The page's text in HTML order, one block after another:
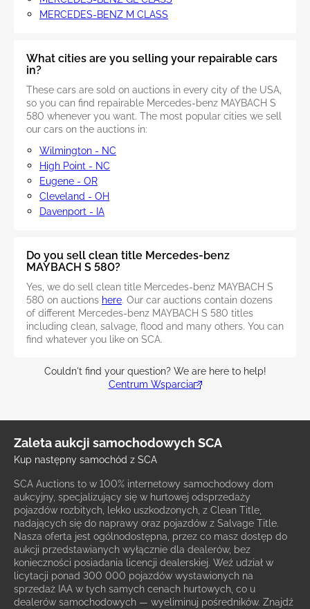
MERCEDES-BENZ M CLASS
What cities are you selling your repairable cars
in?
These cars are sold on auctions in every city of the USA,
so you can find repairable Mercedes-benz MAYBACH S
580 whenever you want. The most popular cities we sell
our cars on the auctions in:
Wilmington - NC
High Point - NC
Eugene - OR
Cleveland - OH
Davenport - IA
Do you sell clean title Mercedes-benz
MAYBACH S 580?
Yes, we do sell clean title Mercedes-benz MAYBACH S
580 on auctions here. Our car auctions contain dozens
of different Mercedes-benz MAYBACH S 580 titles
including clean, salvage, flood and many others. You can
find whatever you like on SCA.
Couldn't find your question? We are here to help!
Centrum Wsparcia
Zaleta aukcji samochodowych SCA
Kup następny samochód z SCA
SCA Auctions to w 100% internetowy samochodowy dom
aukcyjny, specjalizujący się w hurtowej odsprzedaży
pojazdów rozbitych, lekko uszkodzonych, z Clean Title,
nadających się do naprawy oraz pojazdów z Salvage Title.
Nasza oferta jest ogólnodostępna, przez co masz dostęp do
aukcji przedstawianych wyłącznie dla dealerów, bez
konieczności posiadania licencji dealerskiej. Weź udział w
licytacji ponad 300 000 pojazdów wystawionych na
sprzedaż IAA w tych samych cenach hurtowych, co u
dealerów samochodowych — wyeliminuj pośredników. Znajdź